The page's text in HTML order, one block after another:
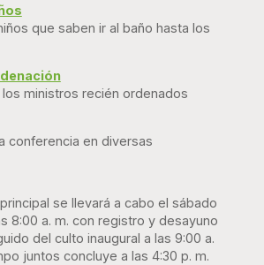
que saben ir al baño hasta los
ministros recién ordenados
conferencia en diversas
se llevará a cabo el sábado
8:00 a. m. con registro y desayuno
del culto inaugural a las 9:00 a.
juntos concluye a las 4:30 p. m.